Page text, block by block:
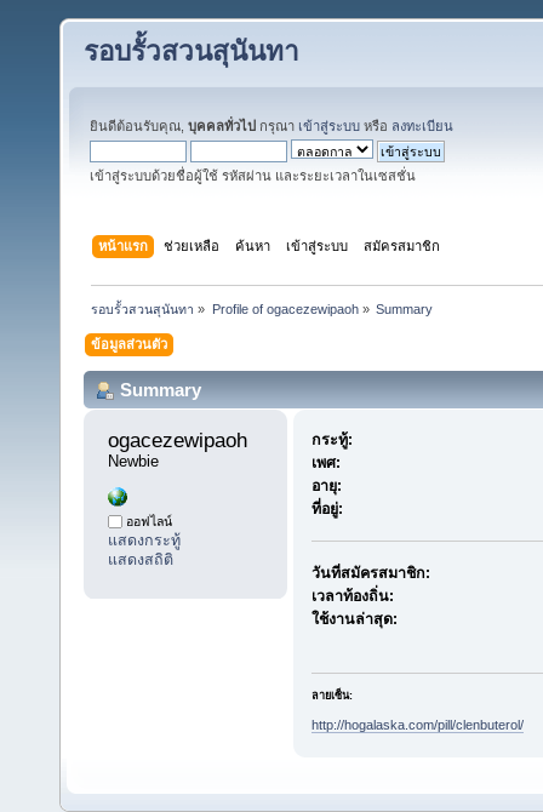
รอบรั้วสวนสุนันทา
ยินดีต้อนรับคุณ, บุคคลทั่วไป กรุณา เข้าสู่ระบบ หรือ ลงทะเบียน
เข้าสู่ระบบด้วยชื่อผู้ใช้ รหัสผ่าน และระยะเวลาในเซสชั่น
หน้าแรก ช่วยเหลือ ค้นหา เข้าสู่ระบบ สมัครสมาชิก
รอบรั้วสวนสุนันทา » Profile of ogacezewipaoh» Summary
ข้อมูลส่วนตัว
Summary
ogacezewipaoh
Newbie
ออฟไลน์
แสดงกระทู้
แสดงสถิติ
กระทู้:
เพศ:
อายุ:
ที่อยู่:
วันที่สมัครสมาชิก:
เวลาท้องถิ่น:
ใช้งานล่าสุด:
ลายเซ็น:
http://hogalaska.com/pill/clenbuterol/